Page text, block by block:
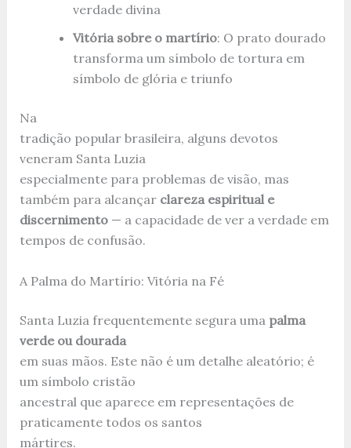
verdade divina
Vitória sobre o martírio: O prato dourado
transforma um símbolo de tortura em
símbolo de glória e triunfo
Na
tradição popular brasileira, alguns devotos
veneram Santa Luzia
especialmente para problemas de visão, mas
também para alcançar clareza espiritual e
discernimento— a capacidade de ver a verdade em
tempos de confusão.
A Palma do Martírio: Vitória na Fé
Santa Luzia frequentemente segura uma palma
verde ou dourada
em suas mãos. Este não é um detalhe aleatório; é
um símbolo cristão
ancestral que aparece em representações de
praticamente todos os santos
mártires.